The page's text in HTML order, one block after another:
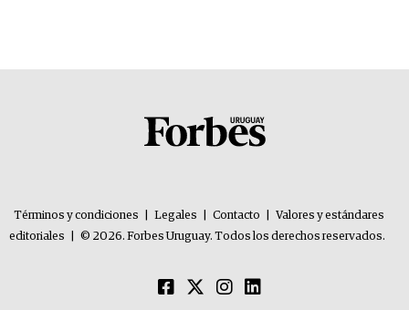
Términos y condiciones Legales Contacto
Valores y estándares
editoriales
© 2026. Forbes Uruguay. Todos los derechos reservados.